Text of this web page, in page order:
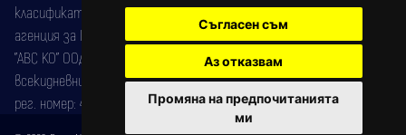
Съгласен съм
Аз отказвам
Промяна на предпочитанията
ми
класификатор на печатните издания (Българска национална
агенция за ISSN) под номер: ISSN 1312-4722.
"АВС КО" ООД е притежател на марката: Вяра информационен
всекидневник на югозападна България, със свидетелство за марка
рег. номер: 47857/11.05.2004 година.